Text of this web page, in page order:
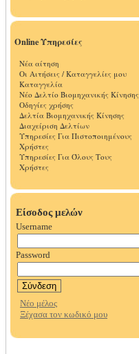
Online Υπηρεσίες
Νέα αίτηση
Οι Αιτήσεις / Καταγγελίες μου
Καταγγελία
Νέο Δελτίο Βιομηχανικής Κίνησης
Οδηγίες χρήσης
Δελτία Βιομηχανικής Κίνησης
Διαχείριση Δελτίων
Υπηρεσίες Για Πιστοποιημένους
Χρήστες
Υπηρεσίες Για Όλους Τους
Χρήστες